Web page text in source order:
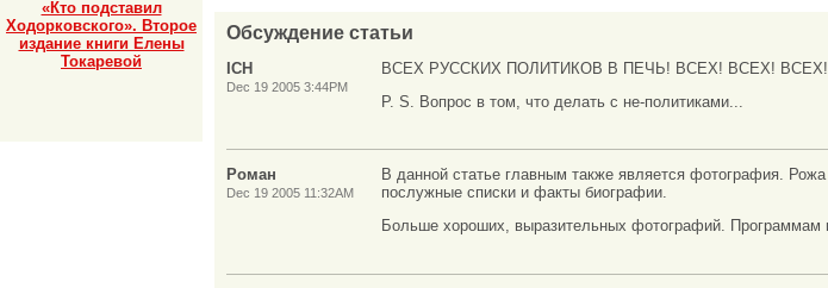
Обсуждение статьи
ICH
Dec 19 2005 3:44PM
ВСЕХ РУССКИХ ПОЛИТИКОВ В ПЕЧЬ! ВСЕХ! ВСЕХ! ВСЕХ!
P. S. Вопрос в том, что делать с не-политиками...
Роман
Dec 19 2005 11:32AM
В данной статье главным также является фотография.
послужные списки и факты биографии.
Больше хороших, выразительных фотографий. Программам
«Кто подставил
Ходорковского». Второе
издание книги Елены
Токаревой